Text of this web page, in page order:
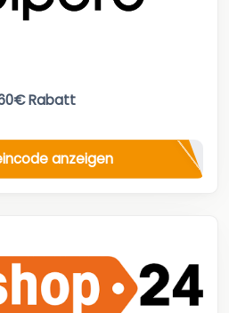
Rabatt
anzeigen